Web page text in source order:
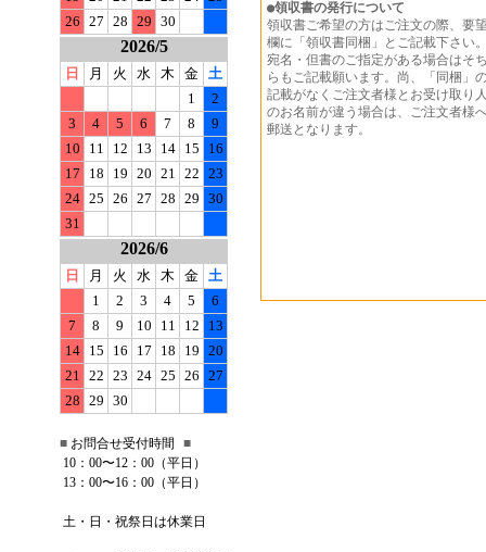
26 27 28 29 30
2026/5
日 月 火 水 木 金 土
1
2
3
4 5 6 7 8
9
10
11 12 13 14 15
16
17
18 19 20 21 22 23
24 25 26 27 28 29 30
31
2026/6
日 月 火 水 木 金 土
1
2 3 4 5
6
7
8 9 10 11 12
13
14
15 16 17 18 19 20
21 22 23 24 25 26 27
28 29 30
■ お問合せ受付時間
■
10：00〜12：00（平日）
13：00〜16：00（平日）
土・日・祝祭日は休業日
●領収書の発行について
領収書ご希望の方はご注文の際、要
欄に「領収書同梱」とご記載下さい
宛名・但書のご指定がある場合はそ
らもご記載願います。尚、「同梱」
記載がなくご注文者様とお受け取り
のお名前が違う場合は、ご注文者様
郵送となります。